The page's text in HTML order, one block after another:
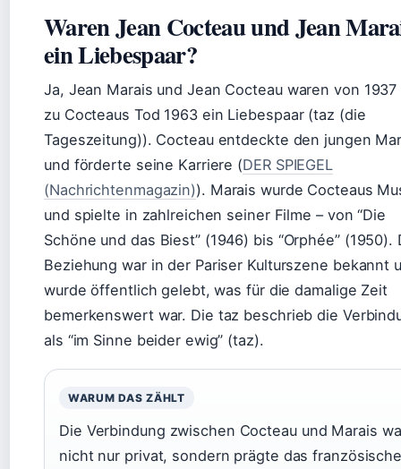
Waren Jean Cocteau und Jean
ein Liebespaar?
Ja, Jean Marais und Jean Cocteau waren von 1937
zu Cocteaus Tod 1963 ein Liebespaar (taz (die
Tageszeitung)). Cocteau entdeckte den jungen
und förderte seine Karriere (DER SPIEGEL
(Nachrichtenmagazin)). Marais wurde Cocteaus
und spielte in zahlreichen seiner Filme – von “Die
Schöne und das Biest” (1946) bis “Orphée” (1950).
Beziehung war in der Pariser Kulturszene bekannt
wurde öffentlich gelebt, was für die damalige Zeit
bemerkenswert war. Die taz beschrieb die
als “im Sinne beider ewig” (taz).
WARUM DAS ZÄHLT
Die Verbindung zwischen Cocteau und Marais
nicht nur privat, sondern prägte das